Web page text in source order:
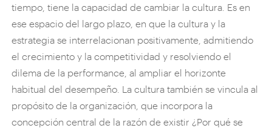
tiempo, tiene la capacidad de cambiar la cultura. Es en
ese espacio del largo plazo, en que la cultura y la
estrategia se interrelacionan positivamente, admitiendo
el crecimiento y la competitividad y resolviendo el
dilema de la performance, al ampliar el horizonte
habitual del desempeño. La cultura también se vincula al
propósito de la organización, que incorpora la
concepción central de la razón de existir ¿Por qué se